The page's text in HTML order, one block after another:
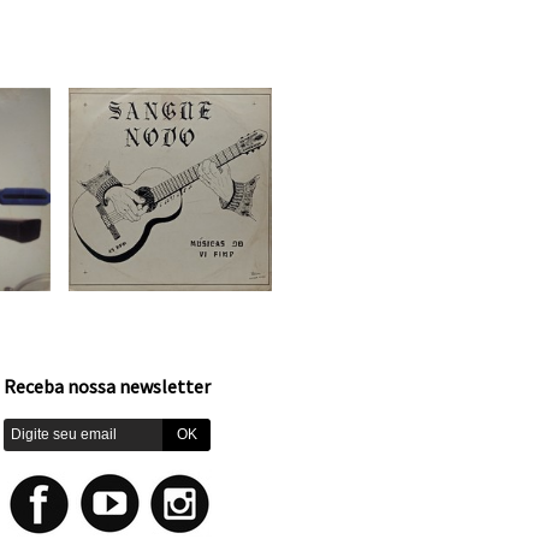
Receba nossa newsletter